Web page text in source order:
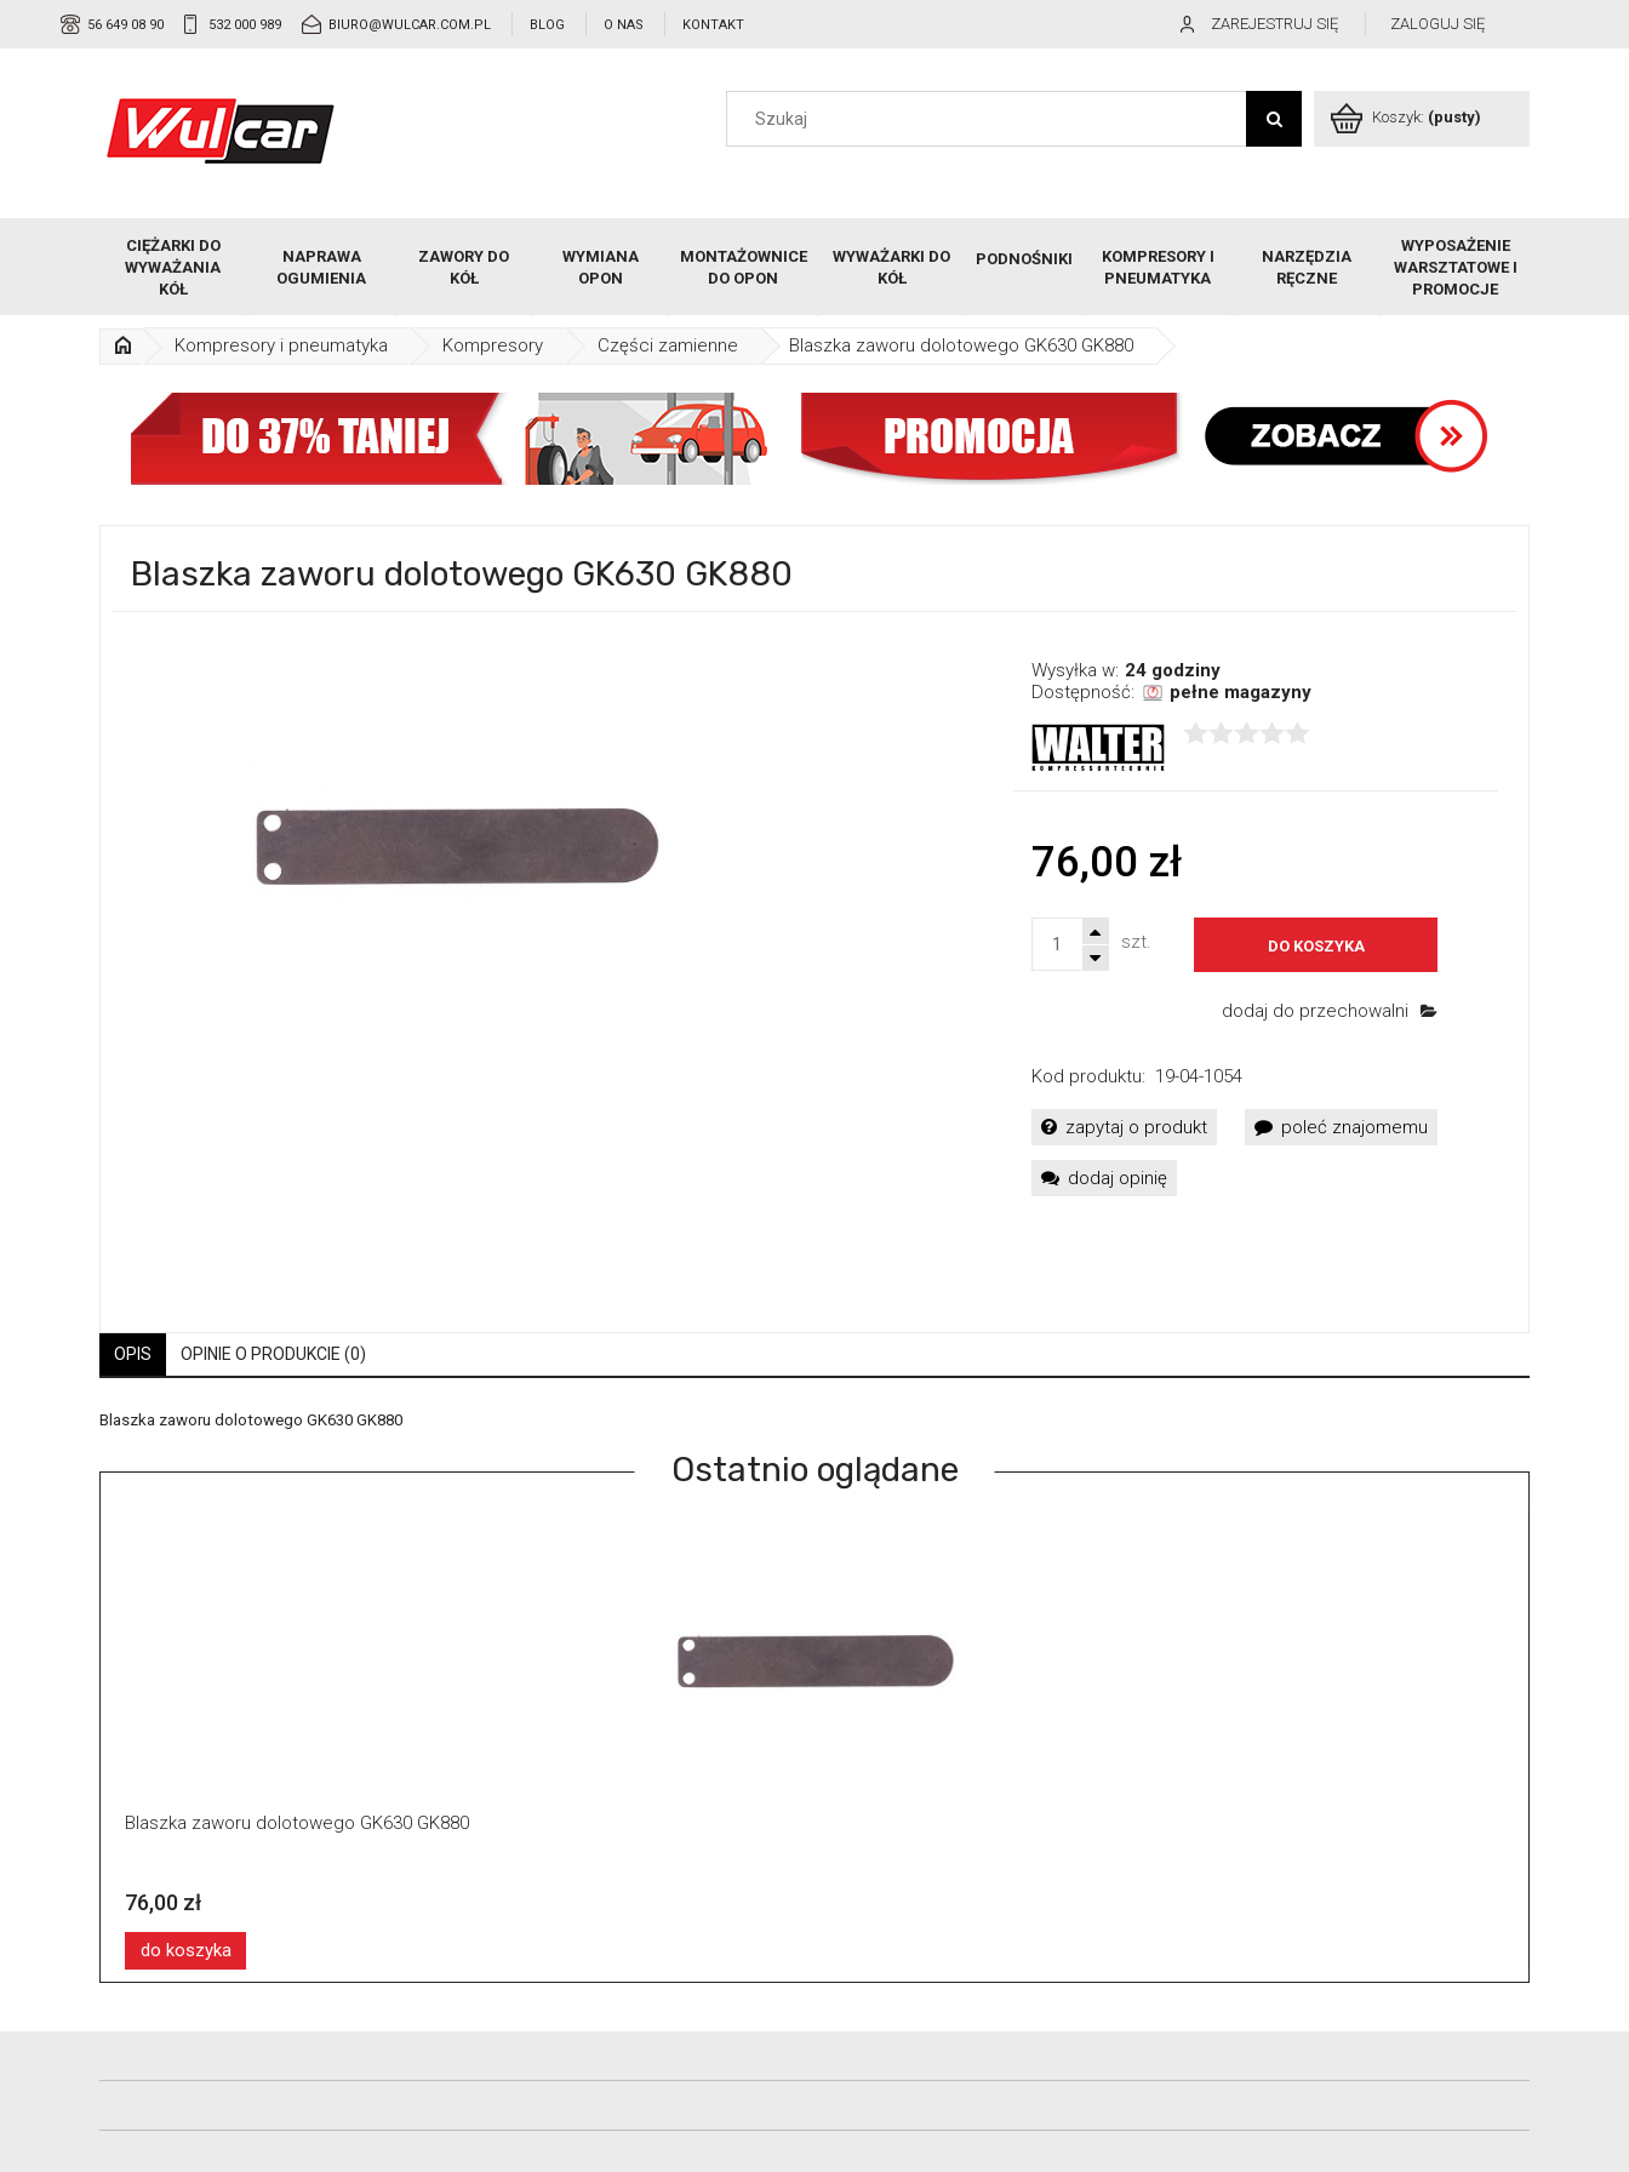
56 649 08 90 532 000 989 BIURO@WULCAR.COM.PL BLOG O NAS KONTAKT ZAREJESTRUJ SIĘ ZALOGUJ SIĘ
Koszyk: (pusty)
CIĘŻARKI DO
WYWAŻANIA
KÓŁ
NAPRAWA
OGUMIENIA
ZAWORY DO
KÓŁ
WYMIANA
OPON
MONTAŻOWNICE
DO OPON
WYWAŻARKI DO
KÓŁ
PODNOŚNIKI
KOMPRESORY I
PNEUMATYKA
NARZĘDZIA
RĘCZNE
WYPOSAŻENIE
WARSZTATOWE I
PROMOCJE
Kompresory i pneumatyka Kompresory Części zamienne Blaszka zaworu dolotowego GK630 GK880
Blaszka zaworu dolotowego GK630 GK880
Wysyłka w: 24 godziny
Dostępność:
pełne magazyny
76,00 zł
szt. DO KOSZYKA
dodaj do przechowalni
Kod produktu: 19-04-1054
zapytaj o produkt poleć znajomemu
dodaj opinię
OPIS OPINIE O PRODUKCIE (0)
Blaszka zaworu dolotowego GK630 GK880
Ostatnio oglądane
Blaszka zaworu dolotowego GK630 GK880
76,00 zł
do koszyka